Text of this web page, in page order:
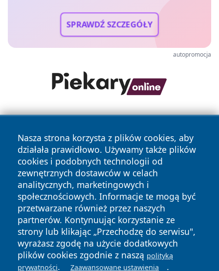
SPRAWDŹ SZCZEGÓŁY
autopromocja
Nasza strona korzysta z plików cookies, aby
działała prawidłowo. Używamy także plików
cookies i podobnych technologii od
zewnętrznych dostawców w celach
analitycznych, marketingowych i
społecznościowych. Informacje te mogą być
przetwarzane również przez naszych
partnerów. Kontynuując korzystanie ze
strony lub klikając „Przechodzę do serwisu",
wyrażasz zgodę na użycie dodatkowych
plików cookies zgodnie z naszą polityką
prywatności. Zaawansowane ustawienia .
Copyright © 2026 kochamsiedlce.pl Wszystkie prawa
zastrzeżone.
News Autorzy
Polityka
Prywatności
Polityka
Cookies